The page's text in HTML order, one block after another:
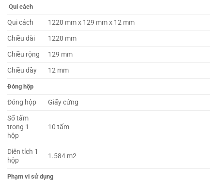
Qui cách
Qui cách
1228 mm x 129 mm x 12 mm
Chiều dài
1228 mm
Chiều rộng
129 mm
Chiều dầy
12 mm
Đóng hộp
Đóng hộp
Giấy cứng
Số tấm
trong 1
hộp
10 tấm
Diên tích 1
hộp
1.584 m2
Phạm vi sử dụng